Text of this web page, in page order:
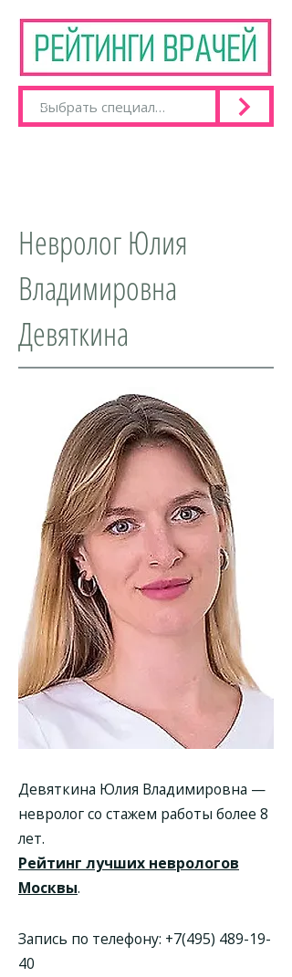
Невролог Юлия
Владимировна
Девяткина
Девяткина Юлия Владимировна —
невролог со стажем работы более 8
лет.
Рейтинг лучших неврологов
Москвы.
Запись по телефону: +7(495) 489-19-
40